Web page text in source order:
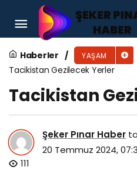
Haberler YAŞAM
Tacikistan Gezilecek Yerler
Tacikistan
Şeker Pınar Haber
20 Temmuz 2024,
111
Supradyn İsrail Malı Mı?
Ülkenin?